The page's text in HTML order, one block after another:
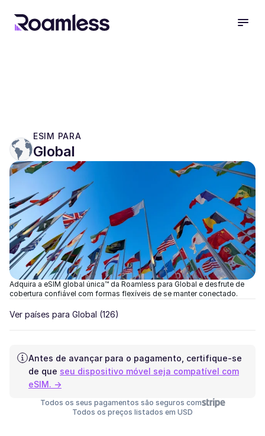
ESIM PARA
Global
Adquira a eSIM global única™ da Roamless para Global e desfrute de
cobertura confiável com formas flexíveis de se manter conectado.
Ver países para Global (126)
Antes de avançar para o pagamento, certifique-se
de que seu dispositivo móvel seja compatível com
eSIM. →
Todos os seus pagamentos são seguros com
Todos os preços listados em USD